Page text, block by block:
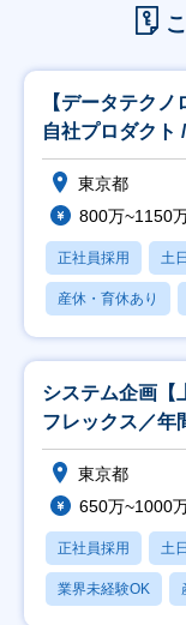
【データテク
⾃社プロダクト
東京都
800万~1150
正社員採用 土
産休・育休あり
システム企画【
フレックス／年
東京都
650万~1000
正社員採用 土
業界未経験OK